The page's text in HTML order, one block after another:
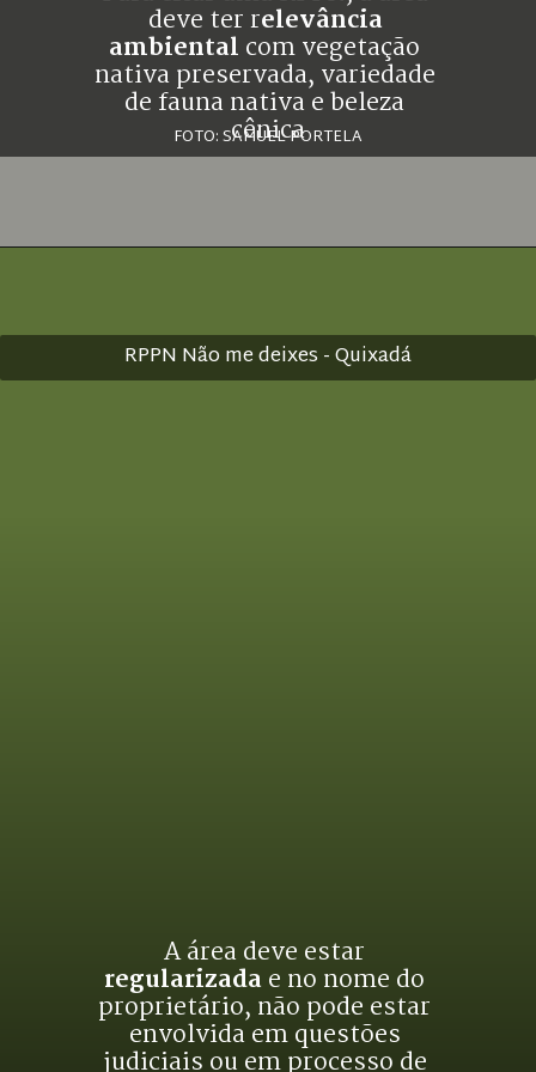
deve ter relevância
ambiental com vegetação
nativa preservada, variedade
de fauna nativa e beleza
cênica
FOTO: SAMUEL PORTELA
regularizada e no nome do
proprietário, não pode estar
envolvida em questões
judiciais ou em processo de
RPPN Não me deixes - Quixadá